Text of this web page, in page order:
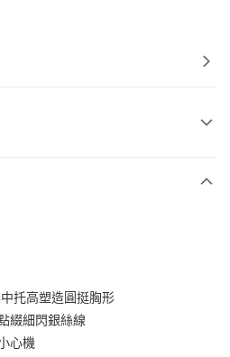
彰化商業銀行
台北富邦商業銀行
彰化商業銀行
托高塑造圓挺胸形
綴細閃銀絲線
心機